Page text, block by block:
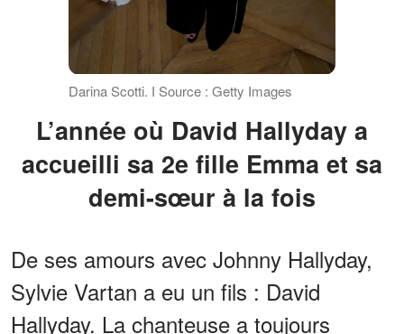
Darina Scotti. І Source : Getty Images
L’année où David Hallyday a
accueilli sa 2e fille Emma et sa
demi-sœur à la fois
De ses amours avec Johnny Hallyday,
Sylvie Vartan a eu un fils : David
Hallyday. La chanteuse a toujours